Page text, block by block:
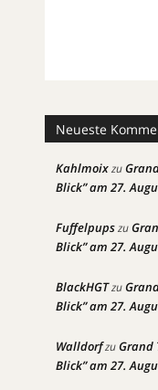
Neueste
Kahlmoixzu
Blick” am 27.
Fuffelpupszu
Blick” am 27.
BlackHGTzu
Blick” am 27.
WalldorfzuGrand
Blick” am 27.